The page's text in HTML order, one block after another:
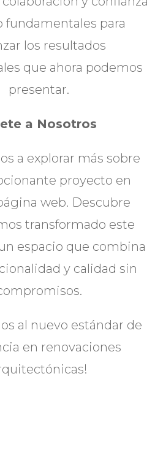
fundamentales para
los resultados
que ahora podemos
presentar.
a Nosotros
a explorar más sobre
proyecto en
web. Descubre
transformado este
espacio que combina
y calidad sin
al nuevo estándar de
en renovaciones